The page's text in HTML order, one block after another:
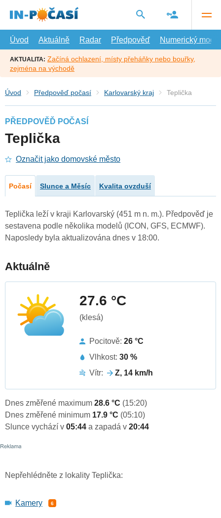
hlavní
Úvod
Aktuálně Radar Předpověď Numerický model
AKTUALITA: Začíná ochlazení, místy přeháňky nebo bouřky,
zejména na východě
Úvod Předpověď počasí Karlovarský kraj Teplička
PŘEDPOVĚĎ POČASÍ
Teplička
Označit jako domovské město
Počasí Slunce a Měsíc Kvalita ovzduší
Teplička leží v kraji Karlovarský (451 m n. m.). Předpověď je
sestavena podle několika modelů (ICON, GFS, ECMWF).
Naposledy byla aktualizována dnes v 18:00.
Aktuálně
27.6 °C
(klesá)
Pocitově: 26 °C
Vlhkost: 30 %
Vítr:
Z, 14 km/h
Dnes změřené maximum 28.6 °C (15:20)
Dnes změřené minimum 17.9 °C (05:10)
Slunce vychází v 05:44 a zapadá v 20:44
Nepřehlédněte z lokality Teplička:
Kamery 6